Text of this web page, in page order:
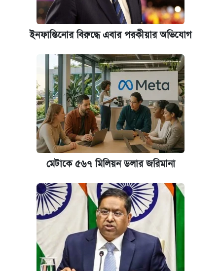
ইনফান্তিনোর বিরুদ্ধে এবার পরকীয়ার অভিযোগ
মেটাকে ৫৬৭ মিলিয়ন ডলার জরিমানা